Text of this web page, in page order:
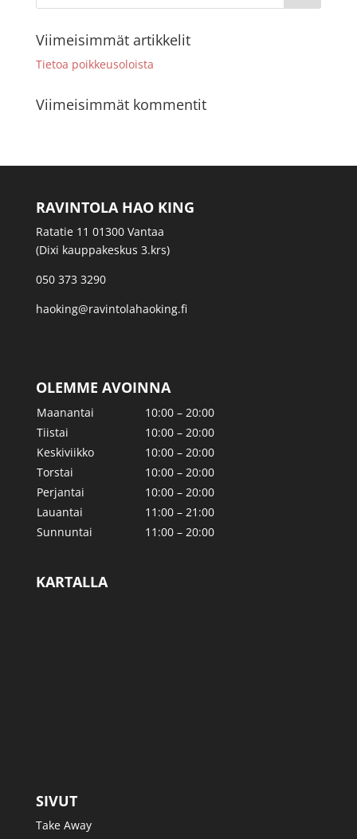
Viimeisimmät artikkelit
Tietoa poikkeusoloista
Viimeisimmät kommentit
RAVINTOLA HAO KING
Ratatie 11 01300 Vantaa
(Dixi kauppakeskus 3.krs)
050 373 3290
haoking@ravintolahaoking.fi
OLEMME AVOINNA
Maanantai
10:00 – 20:00
Tiistai
10:00 – 20:00
Keskiviikko
10:00 – 20:00
Torstai
10:00 – 20:00
Perjantai
10:00 – 20:00
Lauantai
11:00 – 21:00
Sunnuntai
11:00 – 20:00
KARTALLA
SIVUT
Take Away